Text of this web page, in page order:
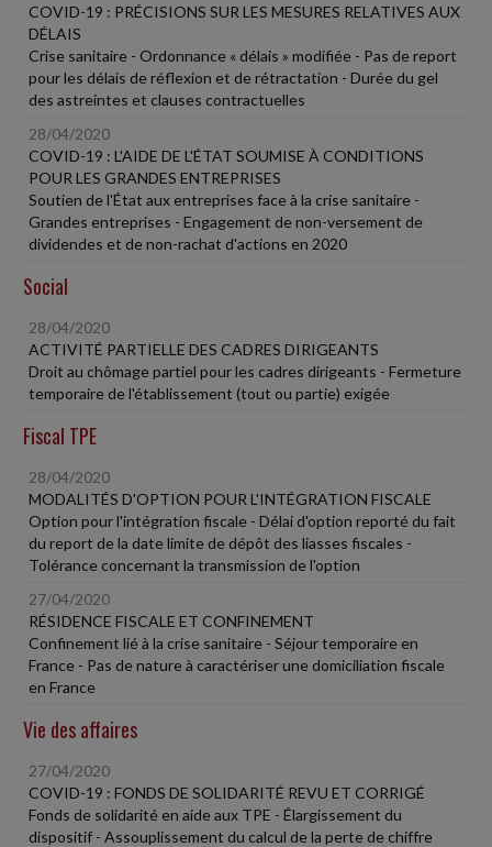
COVID-19 : PRÉCISIONS SUR LES MESURES RELATIVES AUX
DÉLAIS
Crise sanitaire - Ordonnance « délais » modifiée - Pas de report
pour les délais de réflexion et de rétractation - Durée du gel
des astreintes et clauses contractuelles
28/04/2020
COVID-19 : L'AIDE DE L'ÉTAT SOUMISE À CONDITIONS
POUR LES GRANDES ENTREPRISES
Soutien de l'État aux entreprises face à la crise sanitaire -
Grandes entreprises - Engagement de non-versement de
dividendes et de non-rachat d'actions en 2020
Social
28/04/2020
ACTIVITÉ PARTIELLE DES CADRES DIRIGEANTS
Droit au chômage partiel pour les cadres dirigeants - Fermeture
temporaire de l'établissement (tout ou partie) exigée
Fiscal TPE
28/04/2020
MODALITÉS D'OPTION POUR L'INTÉGRATION FISCALE
Option pour l'intégration fiscale - Délai d'option reporté du fait
du report de la date limite de dépôt des liasses fiscales -
Tolérance concernant la transmission de l'option
27/04/2020
RÉSIDENCE FISCALE ET CONFINEMENT
Confinement lié à la crise sanitaire - Séjour temporaire en
France - Pas de nature à caractériser une domiciliation fiscale
en France
Vie des affaires
27/04/2020
COVID-19 : FONDS DE SOLIDARITÉ REVU ET CORRIGÉ
Fonds de solidarité en aide aux TPE - Élargissement du
dispositif - Assouplissement du calcul de la perte de chiffre